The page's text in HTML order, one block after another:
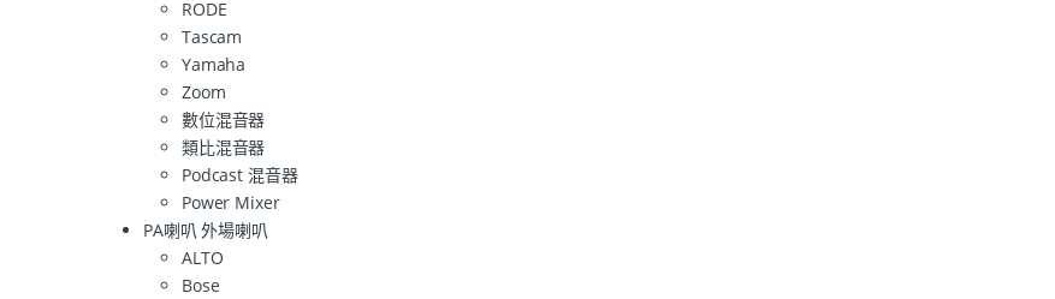
RODE
Tascam
Yamaha
Zoom
數位混音器
類比混音器
Podcast 混音器
Power Mixer
PA喇叭 外場喇叭
ALTO
Bose